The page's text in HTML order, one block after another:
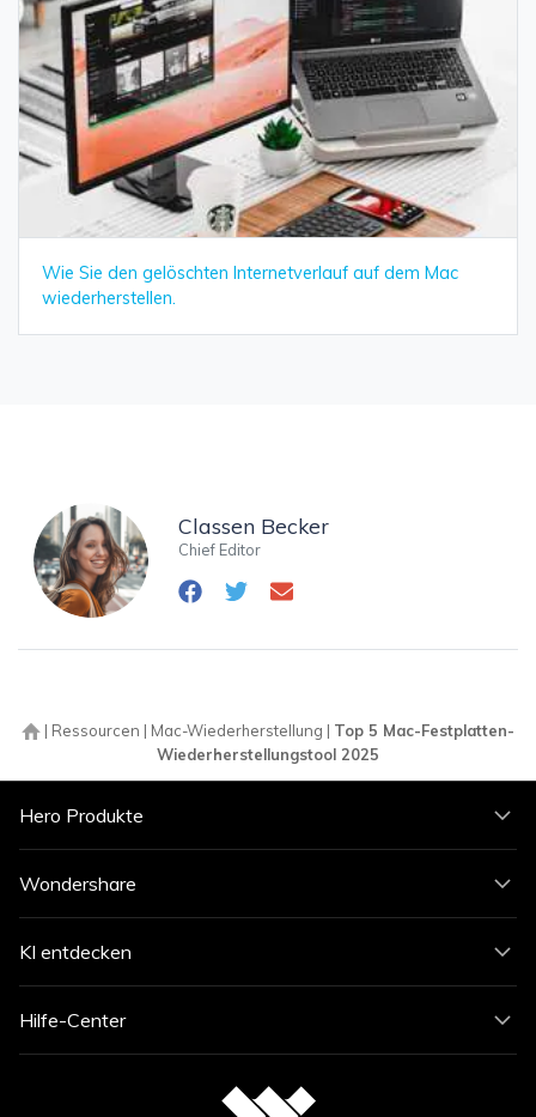
Wie Sie den gelöschten Internetverlauf auf dem Mac
wiederherstellen.
Classen Becker
Chief Editor
| Ressourcen | Mac-Wiederherstellung | Top 5 Mac-Festplatten-
Wiederherstellungstool 2025
Hero Produkte
Wondershare
KI entdecken
Hilfe-Center